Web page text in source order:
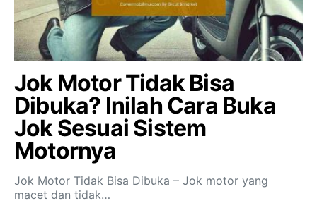
Jok Motor Tidak Bisa
Dibuka? Inilah Cara Buka
Jok Sesuai Sistem
Motornya
Jok Motor Tidak Bisa Dibuka – Jok motor yang
macet dan tidak…